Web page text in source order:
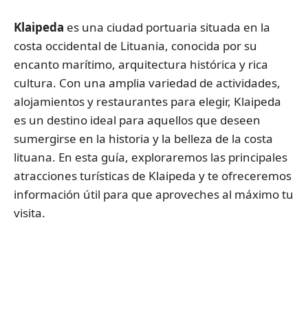
Klaipeda es una ciudad portuaria situada en la
costa occidental de Lituania, conocida por su
encanto marítimo, arquitectura histórica y rica
cultura. Con una amplia variedad de actividades,
alojamientos y restaurantes para elegir, Klaipeda
es un destino ideal para aquellos que deseen
sumergirse en la historia y la belleza de la costa
lituana. En esta guía, exploraremos las principales
atracciones turísticas de Klaipeda y te ofreceremos
información útil para que aproveches al máximo tu
visita.